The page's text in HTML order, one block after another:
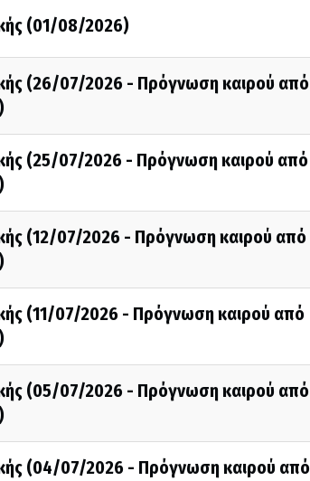
(01/08/2026)
(26/07/2026 - Πρόγνωση καιρού από
(25/07/2026 - Πρόγνωση καιρού από
(12/07/2026 - Πρόγνωση καιρού από
(11/07/2026 - Πρόγνωση καιρού από
(05/07/2026 - Πρόγνωση καιρού από
(04/07/2026 - Πρόγνωση καιρού από